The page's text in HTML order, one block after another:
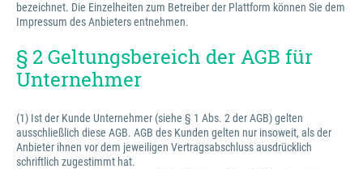
bezeichnet. Die Einzelheiten zum Betreiber der Plattform können Sie dem
Impressum des Anbieters entnehmen.
§ 2 Geltungsbereich der AGB für
Unternehmer
(1) Ist der Kunde Unternehmer (siehe § 1 Abs. 2 der AGB) gelten
ausschließlich diese AGB. AGB des Kunden gelten nur insoweit, als der
Anbieter ihnen vor dem jeweiligen Vertragsabschluss ausdrücklich
schriftlich zugestimmt hat.